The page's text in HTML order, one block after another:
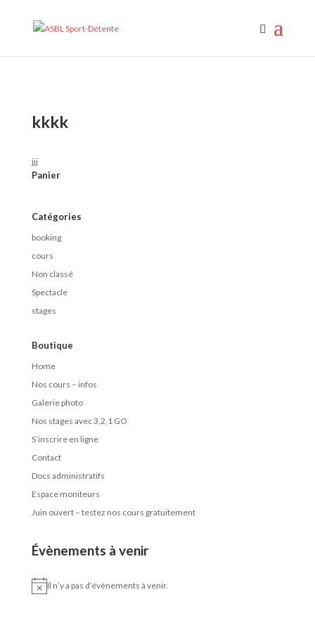
kkkk
jjj
Panier
Catégories
booking
cours
Non classé
Spectacle
stages
Boutique
Home
Nos cours – infos
Galerie photo
Nos stages avec 3,2,1 GO
S’inscrire en ligne
Contact
Docs administratifs
Espace moniteurs
Juin ouvert – testez nos cours gratuitement
Évènements à venir
Il n’y a pas d’évènements à venir.